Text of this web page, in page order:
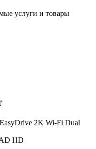
услуги и товары
EasyDrive 2K Wi-Fi Dual
HD